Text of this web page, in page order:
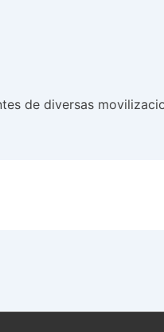
de diversas